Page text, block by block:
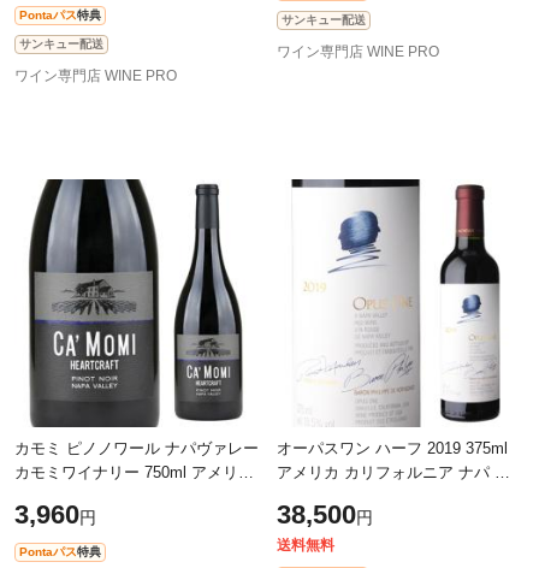
Pontaパス特典
サンキュー配送
ワイン専門店 WINE PRO
サンキュー配送
ワイン専門店 WINE PRO
カモミ ピノノワール ナパヴァレー
カモミワイナリー 750ml アメリカ
ワイン 長S
3,960円
Pontaパス特典
オーパスワン ハーフ 2019 375ml
アメリカ カリフォルニア ナパ 辛
38,500円
送料無料